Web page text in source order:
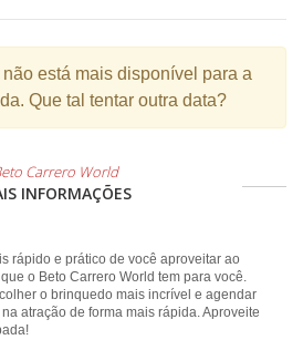
não está mais disponível para a
Que tal tentar outra data?
Carrero World
INFORMAÇÕES
rápido e prático de você aproveitar ao
o Beto Carrero World tem para você.
o brinquedo mais incrível e agendar
atração de forma mais rápida. Aproveite